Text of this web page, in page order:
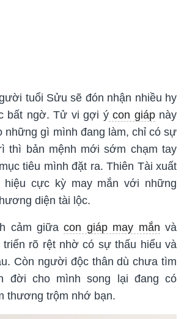
tuổi Sửu sẽ đón nhận nhiều hy
bất ngờ. Tử vi gợi ýcon giápnày
những gì mình đang làm, chỉ có sự
thì bản mệnh mới sớm chạm tay
tiêu mình đặt ra. Thiên Tài xuất
hiệu cực kỳ may mắn với những
diện tài lộc.
cảm giữacon giáp may mắn và
rõ rệt nhờ có sự thấu hiểu và
Còn người độc thân dù chưa tìm
đời cho mình song lại đang có
thương trộm nhớ bạn.